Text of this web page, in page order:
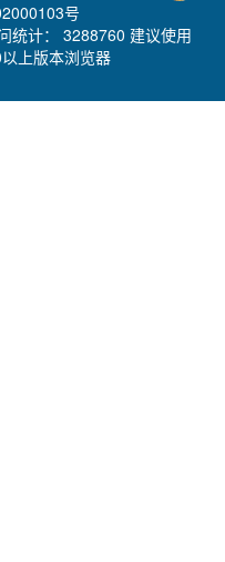
号
统计： 3288760 建议使用
上版本浏览器